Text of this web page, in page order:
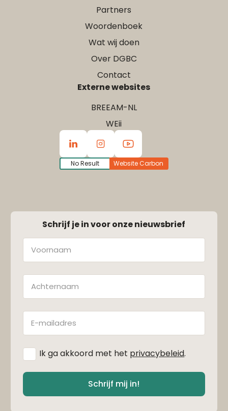
Partners
Woordenboek
Wat wij doen
Over DGBC
Contact
Externe websites
BREEAM-NL
WEii
No Result Website Carbon
Schrijf je in voor onze nieuwsbrief
Naam
Achternaam
E-
mailadres
Ik ga akkoord met het privacybeleid.
Schrijf mij in!